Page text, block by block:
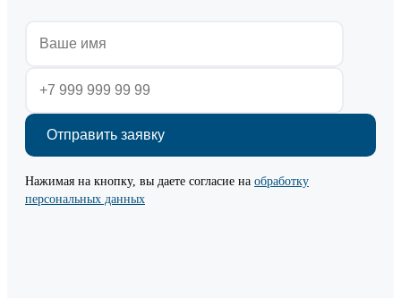
Нажимая на кнопку, вы даете согласие на обработку
персональных данных